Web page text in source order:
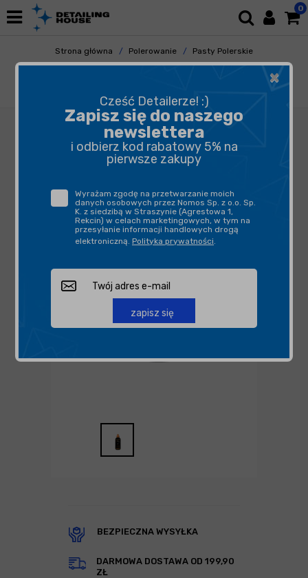
0
Strona główna Polerowanie
Pasty Polerskie
Pasty Polishowe
BEZPIECZNA WYSYŁKA
DARMOWA DOSTAWA OD 199,90
ZŁ
×
Cześć Detailerze! :)
Zapisz się do naszego
newslettera
i odbierz kod rabatowy 5% na
pierwsze zakupy
Wyrażam zgodę na przetwarzanie moich
danych osobowych przez Nomos Sp. z o.o. Sp.
K. z siedzibą w Straszynie (Agrestowa 1,
Rekcin) w celach marketingowych, w tym na
przesyłanie informacji handlowych drogą
elektroniczną. Polityka prywatności.
zapisz się